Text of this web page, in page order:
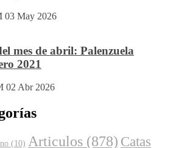
03 May 2026
mes de abril: Palenzuela
2021
02 Abr 2026
(10) Articulos (878) Catas